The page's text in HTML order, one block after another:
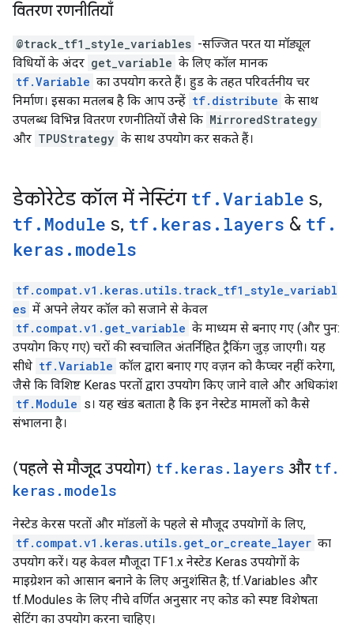
वितरण रणनीतियाँ
@track_tf1_style_variables -सज्जित परत या मॉड्यूल
विधियों के अंदर get_variable के लिए कॉल मानक
tf.Variable का उपयोग करते हैं। हुड के तहत परिवर्तनीय चर
निर्माण। इसका मतलब है कि आप उन्हें tf.distribute के साथ
उपलब्ध विभिन्न वितरण रणनीतियों जैसे कि MirroredStrategy
और TPUStrategy के साथ उपयोग कर सकते हैं।
डेकोरेटेड कॉल में नेस्टिंग tf .Variable s,
tf . Module s, tf . keras . layers & tf .
keras . models
tf.compat.v1.keras.utils.track_tf1_style_variabl
es में अपने लेयर कॉल को सजाने से केवल
tf.compat.v1.get_variable के माध्यम से बनाए गए (और पुन:
उपयोग किए गए) चरों की स्वचालित अंतर्निहित ट्रैकिंग जुड़ जाएगी। यह
सीधे tf.Variable कॉल द्वारा बनाए गए वज़न को कैप्चर नहीं करेगा,
जैसे कि विशिष्ट Keras परतों द्वारा उपयोग किए जाने वाले और अधिकांश
tf.Module s। यह खंड बताता है कि इन नेस्टेड मामलों को कैसे
संभालना है।
(पहले से मौजूद उपयोग) tf. keras . layers और tf.
keras . models
नेस्टेड केरस परतों और मॉडलों के पहले से मौजूद उपयोगों के लिए,
tf.compat.v1.keras.utils.get_or_create_layer का
उपयोग करें। यह केवल मौजूदा TF1.x नेस्टेड Keras उपयोगों के
माइग्रेशन को आसान बनाने के लिए अनुशंसित है; tf.Variables और
tf.Modules के लिए नीचे वर्णित अनुसार नए कोड को स्पष्ट विशेषता
सेटिंग का उपयोग करना चाहिए।